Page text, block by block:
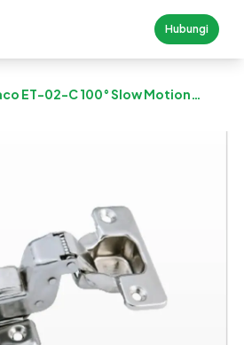
Hubungi
ET-02-C 100° Slow Motion